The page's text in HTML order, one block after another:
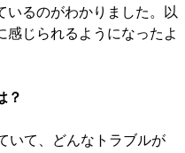
いるのがわかりました。以
感じられるようになったよ
？
いて、どんなトラブルが